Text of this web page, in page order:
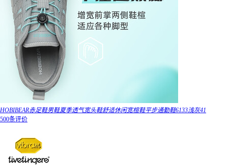
HOBIBEAR赤足鞋男鞋夏季透气宽头鞋舒适休闲宽楦鞋平步通勤鞋6133浅灰41
500条评价